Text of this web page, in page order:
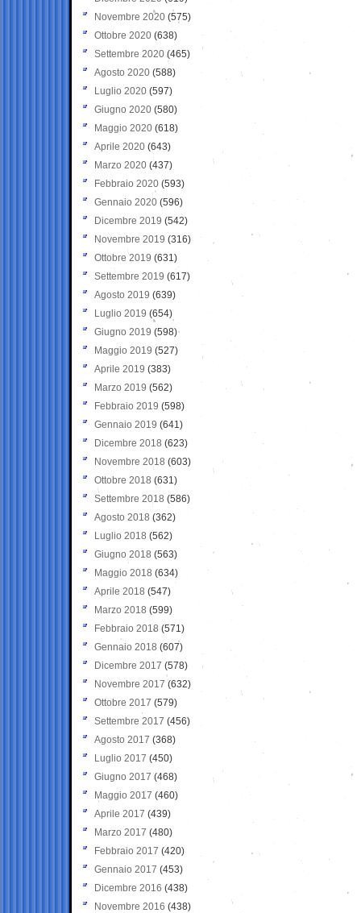
Novembre 2020 (575)
Ottobre 2020 (638)
Settembre 2020(465)
Agosto 2020 (588)
Luglio 2020 (597)
Giugno 2020 (580)
Maggio 2020 (618)
Aprile 2020 (643)
Marzo 2020 (437)
Febbraio 2020 (593)
Gennaio 2020 (596)
Dicembre 2019 (542)
Novembre 2019 (316)
Ottobre 2019 (631)
Settembre 2019 (617)
Agosto 2019 (639)
Luglio 2019 (654)
Giugno 2019 (598)
Maggio 2019 (527)
Aprile 2019 (383)
Marzo 2019 (562)
Febbraio 2019 (598)
Gennaio 2019 (641)
Dicembre 2018 (623)
Novembre 2018 (603)
Ottobre 2018 (631)
Settembre 2018 (586)
Agosto 2018 (362)
Luglio 2018 (562)
Giugno 2018 (563)
Maggio 2018 (634)
Aprile 2018 (547)
Marzo 2018 (599)
Febbraio 2018 (571)
Gennaio 2018 (607)
Dicembre 2017 (578)
Novembre 2017 (632)
Ottobre 2017 (579)
Settembre 2017 (456)
Agosto 2017 (368)
Luglio 2017 (450)
Giugno 2017 (468)
Maggio 2017 (460)
Aprile 2017 (439)
Marzo 2017 (480)
Febbraio 2017 (420)
Gennaio 2017 (453)
Dicembre 2016 (438)
Novembre 2016 (438)